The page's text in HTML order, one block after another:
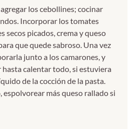
los cebollines; cocinar
Incorporar los tomates
secos picados, crema y queso
que quede sabroso. Una vez
junto a los camarones, y
hasta calentar todo, si estuviera
de la cocción de la pasta.
espolvorear más queso rallado si